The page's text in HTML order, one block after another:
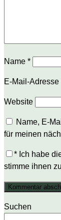
Name *
E-Mail-Adresse
Website
Name, E-
für meinen
* Ich habe
stimme ihnen
Suchen